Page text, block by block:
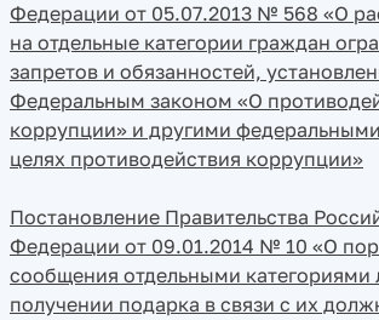
Федерации от 05.07.2013 № 568 «О
на отдельные категории граждан
запретов и обязанностей,
Федеральным законом «О
коррупции» и другими
целях противодействия коррупции»
Постановление Правительства
Федерации от 09.01.2014 № 10 «О
сообщения отдельными категориями
получении подарка в связи с их